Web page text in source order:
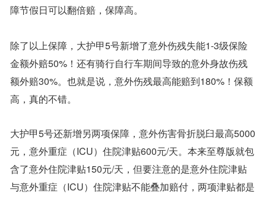
障节假日可以翻倍赔，保障高。
除了以上保障，大护甲5号新增了意外伤残失能1-3级保险
金额外赔50%！还有骑行自行车期间导致的意外身故伤残
额外赔30%。也就是说，意外伤残最高能赔到180%！保额
高，真的不错。
大护甲5号还新增另两项保障，意外伤害骨折脱臼最高5000
元，意外重症（ICU）住院津贴600元/天。本来至尊版就包
含了意外住院津贴150元/天，但要注意的是意外住院津贴
与意外重症（ICU）住院津贴不能叠加赔付，两项津贴都是